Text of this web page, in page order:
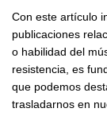
Con este artículo
publicaciones
o habilidad del
resistencia, es
que podemos
trasladarnos en